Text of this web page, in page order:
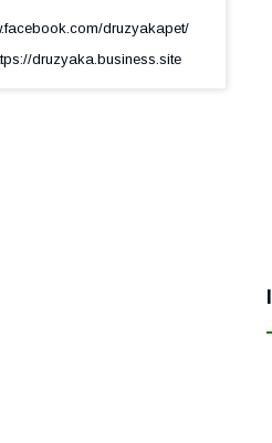
druzyakapet/
druzyaka.business.site